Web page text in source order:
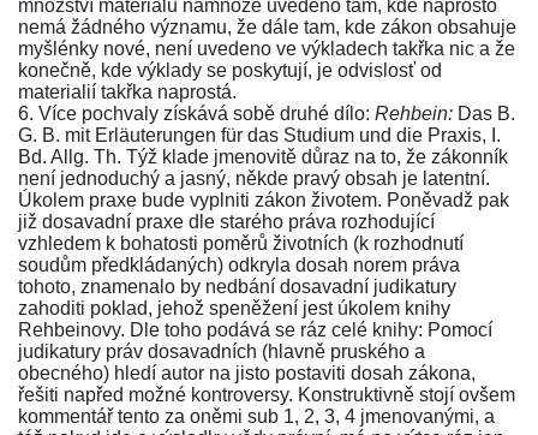
množství materiálu namnoze uvedeno tam, kde naprosto
nemá žádného významu, že dále tam, kde zákon obsahuje
myšlénky nové, není uvedeno ve výkladech takřka nic a že
konečně, kde výklady se poskytují, je odvislosť od
materialií takřka naprostá.
6. Více pochvaly získává sobě druhé dílo: Rehbein: Das B.
G. B. mit Erläuterungen für das Studium und die Praxis, I.
Bd. Allg. Th. Týž klade jmenovitě důraz na to, že zákonník
není jednoduchý a jasný, někde pravý obsah je latentní.
Úkolem praxe bude vyplniti zákon životem. Poněvadž pak
již dosavadní praxe dle starého práva rozhodující
vzhledem k bohatosti poměrů životních (k rozhodnutí
soudům předkládaných) odkryla dosah norem práva
tohoto, znamenalo by nedbání dosavadní judikatury
zahoditi poklad, jehož speněžení jest úkolem knihy
Rehbeinovy. Dle toho podává se ráz celé knihy: Pomocí
judikatury práv dosavadních (hlavně pruského a
obecného) hledí autor na jisto postaviti dosah zákona,
řešiti napřed možné kontroversy. Konstruktivně stojí ovšem
kommentář tento za oněmi sub 1, 2, 3, 4 jmenovanými, a